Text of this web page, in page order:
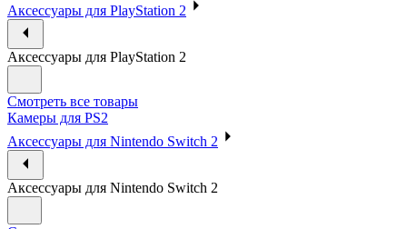
Аксессуары для PlayStation 2
Аксессуары для PlayStation 2
Смотреть все товары
Камеры для PS2
Аксессуары для Nintendo Switch 2
Аксессуары для Nintendo Switch 2